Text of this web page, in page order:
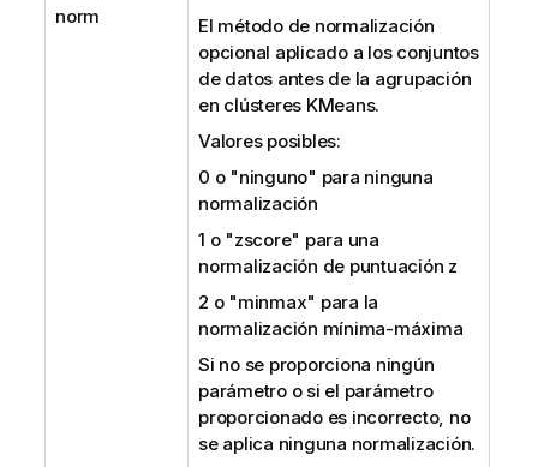
norm
El método de normalización
opcional aplicado a los conjuntos
de datos antes de la agrupación
en clústeres KMeans.
Valores posibles:
0 o "ninguno" para ninguna
normalización
1 o "zscore" para una
normalización de puntuación z
2 o "minmax" para la
normalización mínima-máxima
Si no se proporciona ningún
parámetro o si el parámetro
proporcionado es incorrecto, no
se aplica ninguna normalización.